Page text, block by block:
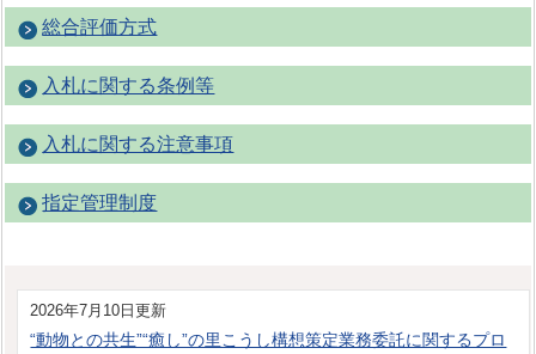
総合評価方式
入札に関する条例等
入札に関する注意事項
指定管理制度
2026年7月10日更新
“動物との共生”“癒し”の里こうし構想策定業務委託に関するプロ